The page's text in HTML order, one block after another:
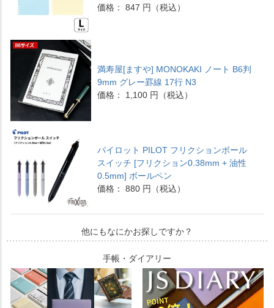
価格： 847 円（税込）
満寿屋[ますや] MONOKAKI ノート B6判
9mm グレー罫線 17行 N3
価格： 1,100 円（税込）
パイロット PILOT フリクションボール
スイッチ [フリクション0.38mm + 油性
0.5mm] ボールペン
価格： 880 円（税込）
他にもなにかお探しですか？
手帳・ダイアリー